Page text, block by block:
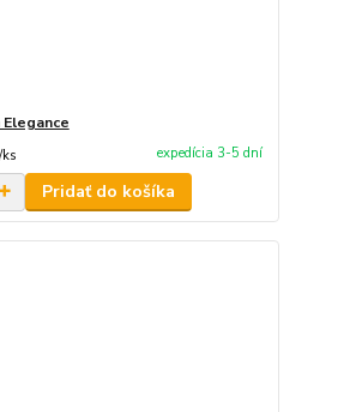
Elegance
ks expedícia 3-5 dní
Pridať do košíka